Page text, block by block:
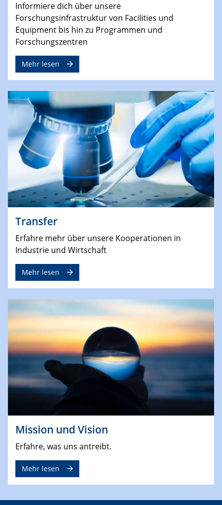
Informiere dich über unsere
Forschungsinfrastruktur von Facilities und
Equipment bis hin zu Programmen und
Forschungszentren
Mehr lesen
Transfer
Erfahre mehr über unsere Kooperationen in
Industrie und Wirtschaft
Mehr lesen
Mission und Vision
Erfahre, was uns antreibt.
Mehr lesen